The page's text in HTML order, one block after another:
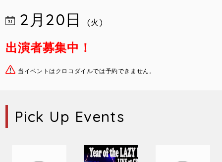
2月20日 (火)
出演者募集中！
当イベントはクロコダイルでは予約できません。
Pick Up Events